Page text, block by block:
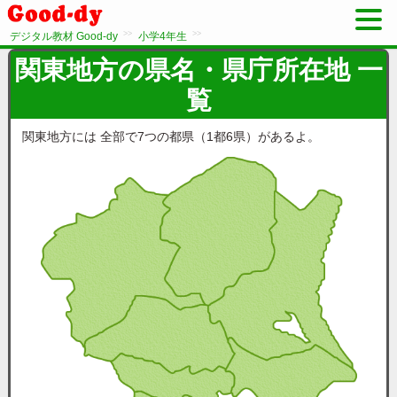
デジタル教材 Good-dy >> 小学4年生 >>
関東地方の県名・県庁所在地 一
覧
関東地方には 全部で7つの都県（1都6県）があるよ。